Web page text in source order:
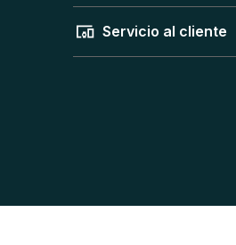
Servicio al cliente